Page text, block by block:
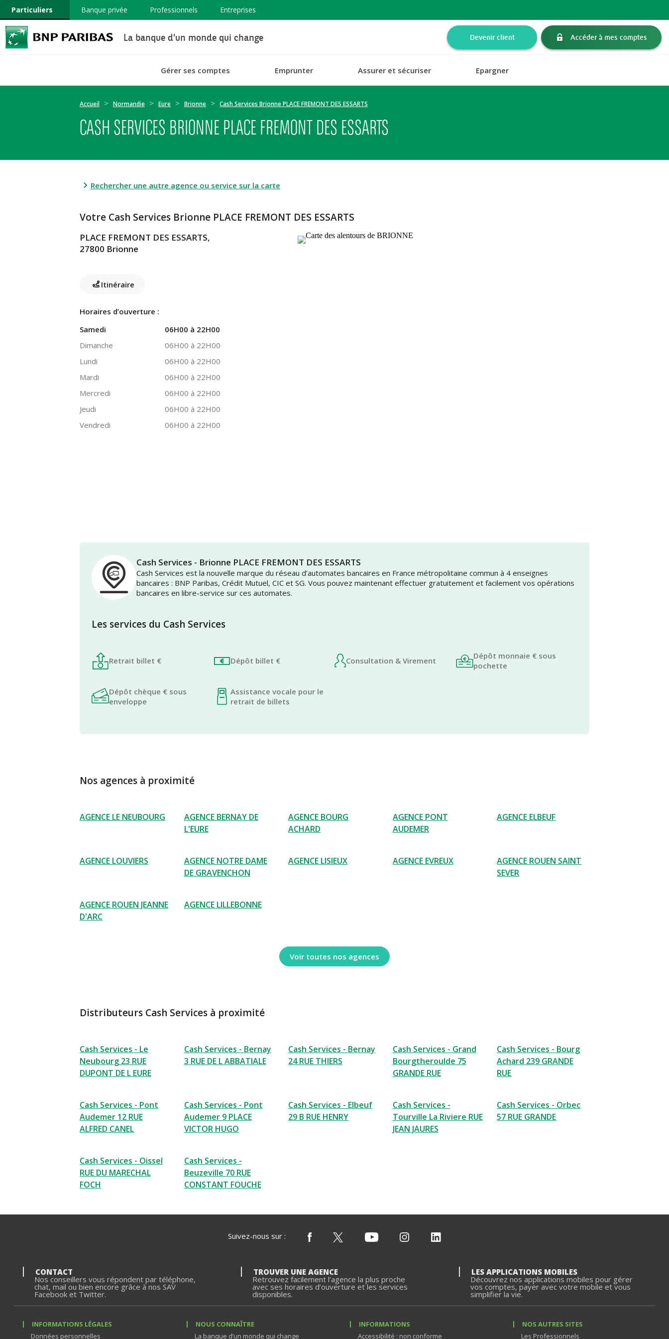
Particuliers Banque privée Professionnels Entreprises
La banque d'un monde qui change Devenir client Accéder à mes comptes
Gérer ses comptes Emprunter Assurer et sécuriser Epargner
Accueil Normandie Eure Brionne Cash Services Brionne PLACE FREMONT DES ESSARTS
CASH SERVICES BRIONNE PLACE FREMONT DES ESSARTS
Rechercher une autre agence ou service sur la carte
Votre Cash Services Brionne PLACE FREMONT DES ESSARTS
PLACE FREMONT DES ESSARTS,
27800 Brionne
Itinéraire
Horaires d’ouverture :
Samedi
06H00 à 22H00
Dimanche
06H00 à 22H00
Lundi
06H00 à 22H00
Mardi
06H00 à 22H00
Mercredi
06H00 à 22H00
Jeudi
06H00 à 22H00
Vendredi
06H00 à 22H00
Cash Services - Brionne PLACE FREMONT DES ESSARTS
Cash Services est la nouvelle marque du réseau d’automates bancaires en France métropolitaine commun à 4 enseignes
bancaires : BNP Paribas, Crédit Mutuel, CIC et SG. Vous pouvez maintenant effectuer gratuitement et facilement vos opérations
bancaires en libre-service sur ces automates.
Les services du Cash Services
Retrait billet € Dépôt billet € Consultation & Virement
Dépôt monnaie € sous
pochette
Dépôt chèque € sous
enveloppe
Assistance vocale pour le
retrait de billets
Nos agences à proximité
AGENCE LE NEUBOURG
AGENCE BERNAY DE
L'EURE
AGENCE BOURG
ACHARD
AGENCE PONT
AUDEMER
AGENCE ELBEUF
AGENCE LOUVIERS
AGENCE NOTRE DAME
DE GRAVENCHON
AGENCE LISIEUX AGENCE EVREUX
AGENCE ROUEN SAINT
SEVER
AGENCE ROUEN JEANNE
D'ARC
AGENCE LILLEBONNE
Voir toutes nos agences
Distributeurs Cash Services à proximité
Cash Services - Le
Neubourg 23 RUE
DUPONT DE L EURE
Cash Services - Bernay
3 RUE DE L ABBATIALE
Cash Services - Bernay
24 RUE THIERS
Cash Services - Grand
Bourgtheroulde 75
GRANDE RUE
Cash Services - Bourg
Achard 239 GRANDE
RUE
Cash Services - Pont
Audemer 12 RUE
ALFRED CANEL
Cash Services - Pont
Audemer 9 PLACE
VICTOR HUGO
Cash Services - Elbeuf
29 B RUE HENRY
Cash Services -
Tourville La Riviere RUE
JEAN JAURES
Cash Services - Orbec
57 RUE GRANDE
Cash Services - Oissel
RUE DU MARECHAL
FOCH
Cash Services -
Beuzeville 70 RUE
CONSTANT FOUCHE
Suivez-nous sur :
CONTACT
Nos conseillers vous répondent par téléphone,
chat, mail ou bien encore grâce à nos SAV
Facebook et Twitter.
TROUVER UNE AGENCE
Retrouvez facilement l’agence la plus proche
avec ses horaires d’ouverture et les services
disponibles.
LES APPLICATIONS MOBILES
Découvrez nos applications mobiles pour gérer
vos comptes, payer avec votre mobile et vous
simplifier la vie.
INFORMATIONS LÉGALES
Données personnelles
NOUS CONNAÎTRE
La banque d’un monde qui change
INFORMATIONS
Accessibilité : non conforme
NOS AUTRES SITES
Les Professionnels